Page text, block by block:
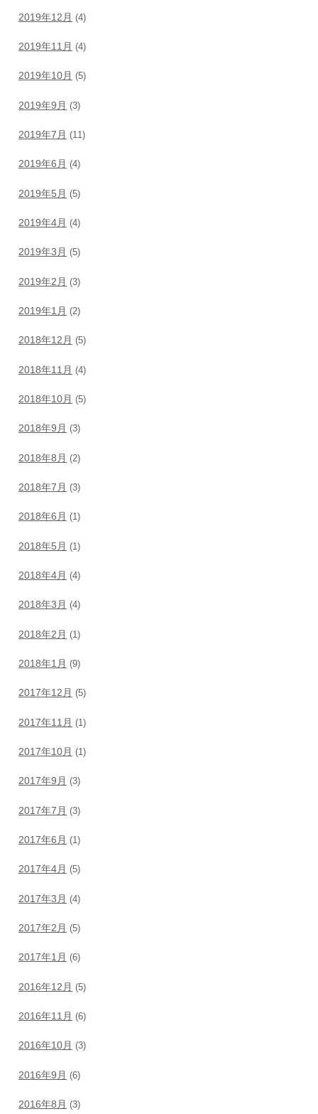
2019年12月 (4)
2019年11月 (4)
2019年10月 (5)
2019年9月 (3)
2019年7月 (11)
2019年6月 (4)
2019年5月 (5)
2019年4月 (4)
2019年3月 (5)
2019年2月 (3)
2019年1月 (2)
2018年12月 (5)
2018年11月 (4)
2018年10月 (5)
2018年9月 (3)
2018年8月 (2)
2018年7月 (3)
2018年6月 (1)
2018年5月 (1)
2018年4月 (4)
2018年3月 (4)
2018年2月 (1)
2018年1月 (9)
2017年12月 (5)
2017年11月 (1)
2017年10月 (1)
2017年9月 (3)
2017年7月 (3)
2017年6月 (1)
2017年4月 (5)
2017年3月 (4)
2017年2月 (5)
2017年1月 (6)
2016年12月 (5)
2016年11月 (6)
2016年10月 (3)
2016年9月 (6)
2016年8月 (3)